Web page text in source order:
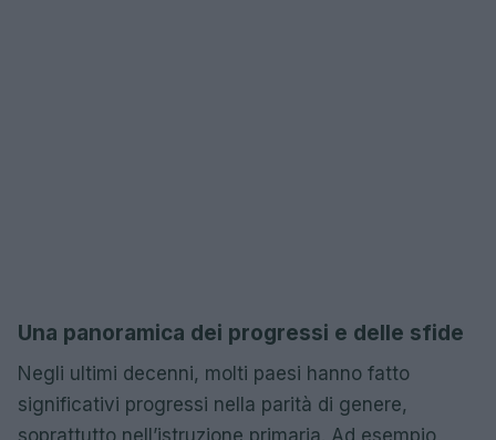
Una panoramica dei progressi e delle sfide
Negli ultimi decenni, molti paesi hanno fatto
significativi progressi nella parità di genere,
soprattutto nell’istruzione primaria. Ad esempio,